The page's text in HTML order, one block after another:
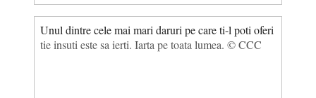
Unul dintre cele mai mari daruri pe care ti-l poti oferi
tie insuti este sa ierti. Iarta pe toata lumea. © CCC